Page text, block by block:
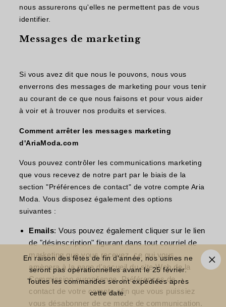
En raison des fêtes de fin d'année, nos usines ne
seront pas opérationnelles avant le 25 février.
Toutes les commandes seront expédiées après
cette date.
nous assurerons qu'elles ne permettent pas de vous
identifier.
Messages de marketing
Si vous avez dit que nous le pouvons, nous vous
enverrons des messages de marketing pour vous tenir
au courant de ce que nous faisons et pour vous aider
à voir et à trouver nos produits et services.
Comment arrêter les messages marketing
d'AriaModa.com
Vous pouvez contrôler les communications marketing
que vous recevez de notre part par le biais de la
section "Préférences de contact" de votre compte Aria
Moda. Vous disposez également des options
suivantes :
Emails: Vous pouvez également cliquer sur le lien
de "désinscription" figurant dans tout courriel de
marketing que vous recevez, ce qui vous
amènera à la page d'accueil du site Web de la
Commission européenne.Préférences de
contact de votre compte afin que vous puissiez
vous désabonner de ce mode de communication.